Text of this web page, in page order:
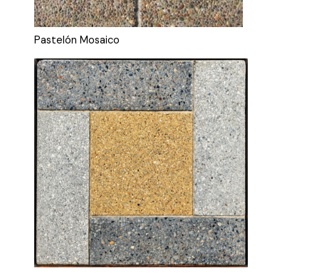
Pastelón Mosaico